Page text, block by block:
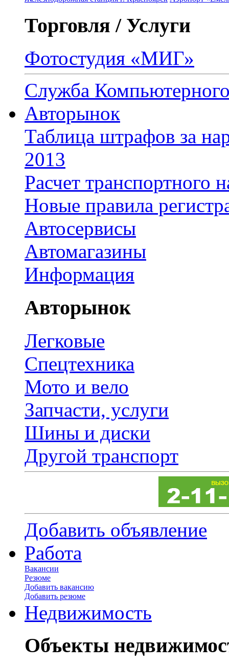
Торговля / Услуги
Фотостудия «МИГ»
Служба
Авторынок
Таблица штрафов за
2013
Расчет транспортного
Новые правила
Автосервисы
Автомагазины
Информация
Авторынок
Легковые
Спецтехника
Мото и вело
Запчасти, услуги
Шины и диски
Другой транспорт
Добавить объявление
Работа
Вакансии
Резюме
Добавить вакансию
Добавить резюме
Недвижимость
Объекты